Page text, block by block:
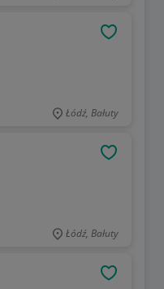
Łódź, Bałuty
Łódź, Bałuty